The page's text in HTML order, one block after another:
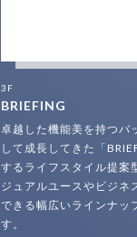
3F
BRIEFING
卓越した機能美を持つバ
して成長してきた「
するライフスタイル提案
ジュアルユースやビジネ
できる幅広いラインナッ
す。